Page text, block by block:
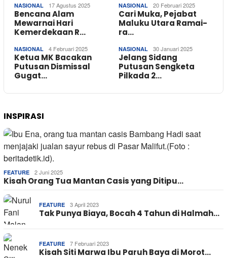
NASIONAL 17 Agustus 2025
Bencana Alam
Mewarnai Hari
Kemerdekaan R…
NASIONAL 20 Februari 2025
Cari Muka, Pejabat
Maluku Utara Ramai-
ra…
NASIONAL 4 Februari 2025
Ketua MK Bacakan
Putusan Dismissal
Gugat…
NASIONAL 30 Januari 2025
Jelang Sidang
Putusan Sengketa
Pilkada 2…
INSPIRASI
FEATURE 2 Juni 2025
Kisah Orang Tua Mantan Casis yang Ditipu…
FEATURE 3 April 2023
Tak Punya Biaya, Bocah 4 Tahun di Halmah…
FEATURE 7 Februari 2023
Kisah Siti Marwa Ibu Paruh Baya di Morot…